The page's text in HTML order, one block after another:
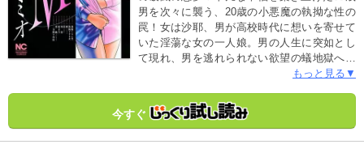
男を次々に襲う、20歳の小悪魔の執拗な性の
罠！女は沙耶、男が高校時代に想いを寄せて
いた淫蕩な女の一人娘。男の人生に突如とし
て現れ、男を逃れられない欲望の蟻地獄へと
引きずり込む。彼女は愛憎のラブ・サバイバ
悪魔の暴走はもう誰にも止められない！戦慄
のエロティック・サスペンス！色んな意味で
もっと見る▼
今すぐ